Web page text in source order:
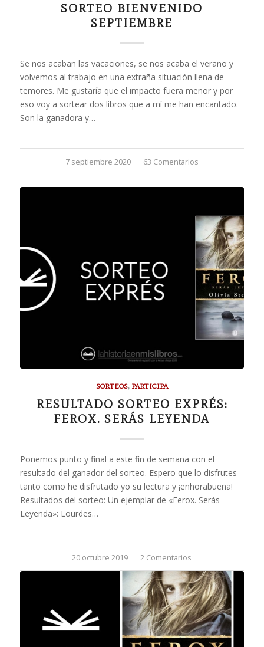
SORTEO BIENVENIDO
SEPTIEMBRE
Se nos acaban las vacaciones, se nos acaba el verano y
volvemos al trabajo en una extraña situación llena de
temores. Me gustaría que el impacto fuera menor y por
eso voy a sortear dos libros que a mí me han encantado.
Son la ganadora y…
7 septiembre 2020
/ 63 Comentarios
SORTEOS, PARTICIPA
RESULTADO SORTEO EXPRÉS:
FEROX. SERÁS LEYENDA
Ponemos punto y final a este fin de semana con el
resultado del ganador del sorteo. Espero que lo disfrutes
tanto como he disfrutado yo su lectura y ¡enhorabuena!
Resultados del sorteo: Un ejemplar de «Ferox. Serás
Leyenda»: Lourdes…
20 octubre 2019
/ 2 Comentarios